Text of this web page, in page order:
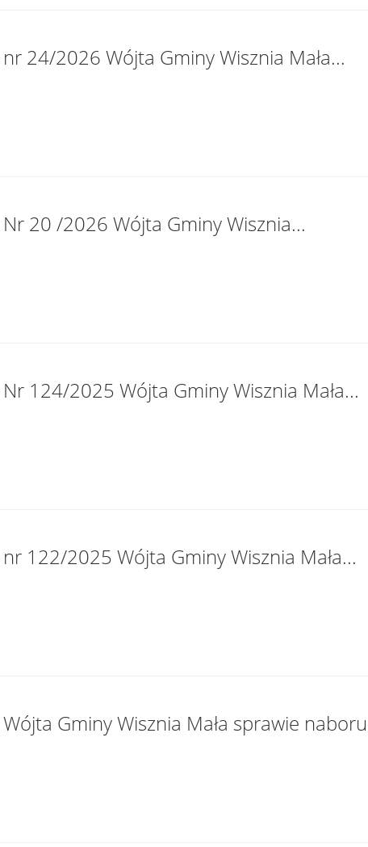
24/2026 Wójta Gminy Wisznia Mała...
20 /2026 Wójta Gminy Wisznia...
124/2025 Wójta Gminy Wisznia Mała...
122/2025 Wójta Gminy Wisznia Mała...
Gminy Wisznia Mała sprawie